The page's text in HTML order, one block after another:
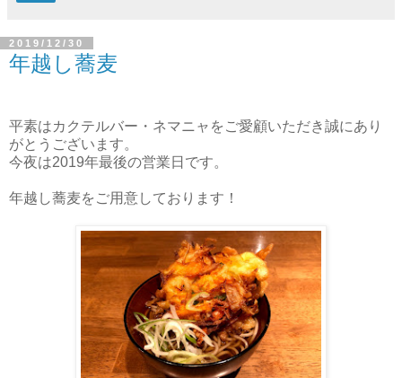
2019/12/30
年越し蕎麦
平素はカクテルバー・ネマニャをご愛顧いただき誠にあり
がとうございます。
今夜は2019年最後の営業日です。
年越し蕎麦をご用意しております！